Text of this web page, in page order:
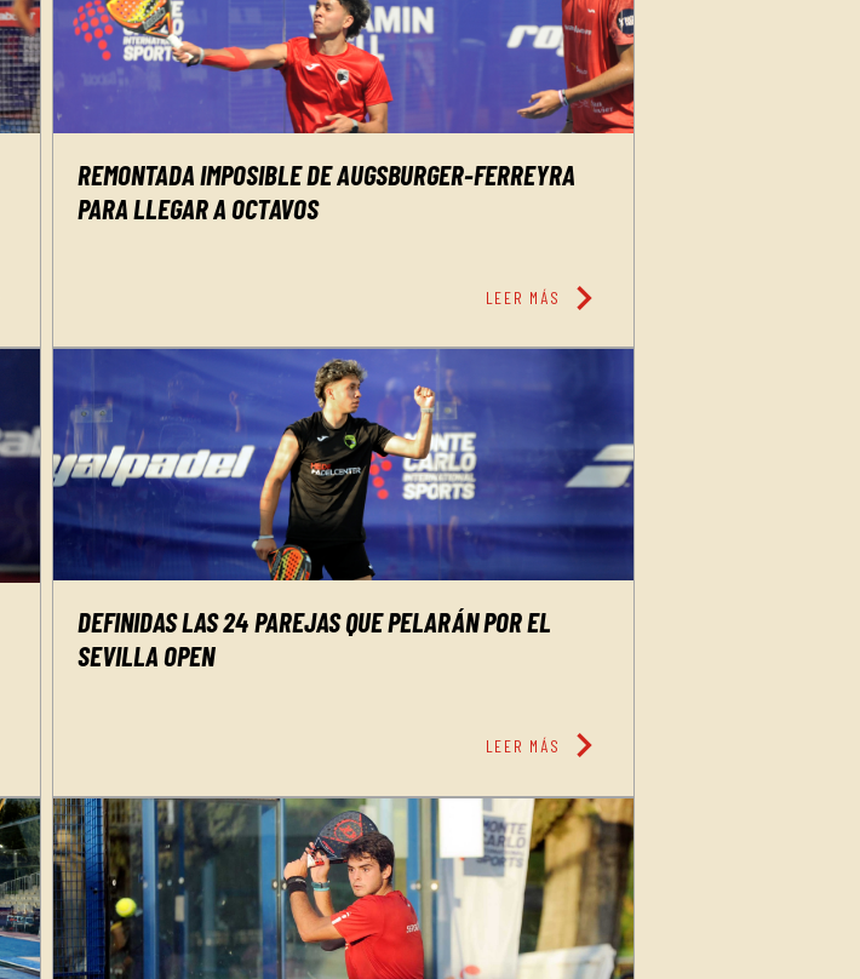
REMONTADA IMPOSIBLE DE AUGSBURGER-FERREYRA
PARA LLEGAR A OCTAVOS
LEER MÁS chevron_right
DEFINIDAS LAS 24 PAREJAS QUE PELARÁN POR EL
SEVILLA OPEN
LEER MÁS chevron_right